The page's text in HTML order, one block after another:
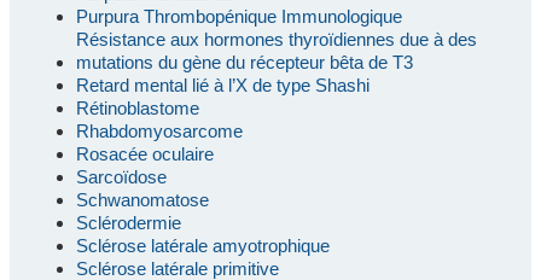
Purpura Thrombopénique Immunologique
Résistance aux hormones thyroïdiennes due à des
mutations du gène du récepteur bêta de T3
Retard mental lié à l’X de type Shashi
Rétinoblastome
Rhabdomyosarcome
Rosacée oculaire
Sarcoïdose
Schwanomatose
Sclérodermie
Sclérose latérale amyotrophique
Sclérose latérale primitive